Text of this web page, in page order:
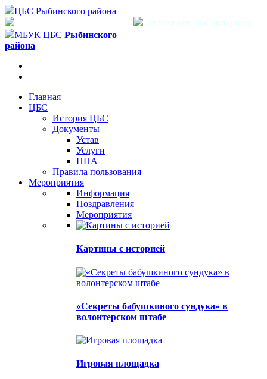
ЦБС Рыбинского района
Версия для слабовидящих
МБУК ЦБС Рыбинского
района
Главная
ЦБС
История ЦБС
Документы
Устав
Услуги
НПА
Правила пользования
Мероприятия
Информация
Поздравления
Мероприятия
Картины с историей
«Секреты бабушкиного сундука» в
волонтерском штабе
Игровая площадка